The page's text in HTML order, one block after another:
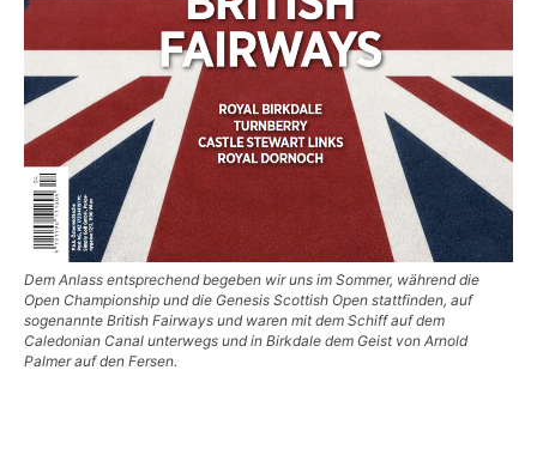
Dem Anlass entsprechend begeben wir uns im Sommer, während die
Open Championship und die Genesis Scottish Open stattfinden, auf
sogenannte British Fairways und waren mit dem Schiff auf dem
Caledonian Canal unterwegs und in Birkdale dem Geist von Arnold
Palmer auf den Fersen.